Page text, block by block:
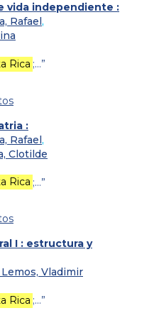
vida independiente :
Rafael ,
Rica ;…”
:
Rafael,
Clotilde
Rica ;…”
I : estructura y
Vladimir
Rica ;…”